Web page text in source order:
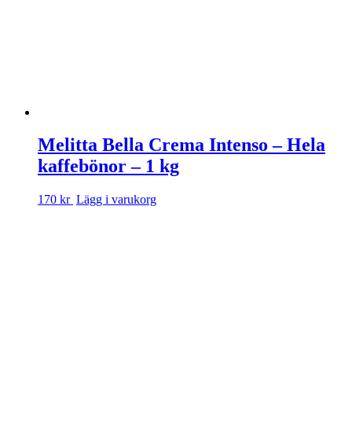
Melitta Bella Crema Intenso – Hela
kaffebönor – 1 kg
170 kr Lägg i varukorg